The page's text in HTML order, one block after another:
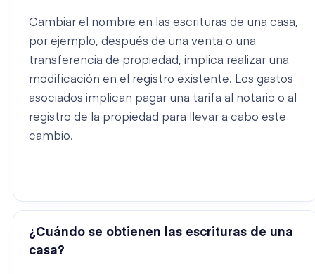
Cambiar el nombre en las escrituras de una casa,
por ejemplo, después de una venta o una
transferencia de propiedad, implica realizar una
modificación en el registro existente. Los gastos
asociados implican pagar una tarifa al notario o al
registro de la propiedad para llevar a cabo este
cambio.
¿Cuándo se obtienen las escrituras de una
casa?